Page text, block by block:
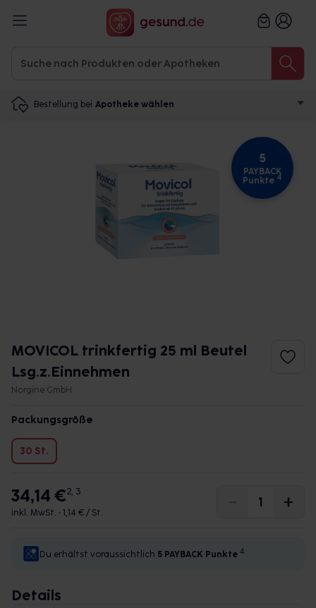
Bestellung bei Apotheke wählen
5
PAYBACK
Punkte 4
MOVICOL trinkfertig 25 ml Beutel
Lsg.z.Einnehmen
Norgine GmbH
Packungsgröße
30 St.
34,14 €2, 3
inkl. MwSt. • 1,14 € / St.
Du erhältst voraussichtlich 5 PAYBACK Punkte 4
Details